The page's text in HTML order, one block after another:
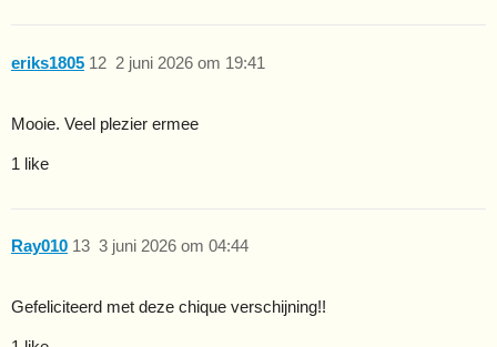
eriks1805 2 juni 2026 om 19:41
12
Mooie. Veel plezier ermee
1 like
Ray010 3 juni 2026 om 04:44
13
Gefeliciteerd met deze chique verschijning!!